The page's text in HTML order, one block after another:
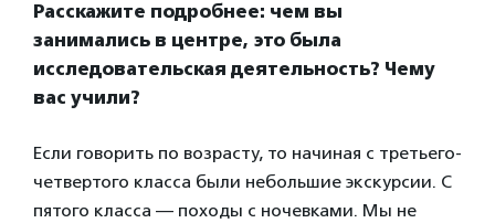
Расскажите подробнее: чем вы
занимались в центре, это была
исследовательская деятельность? Чему
вас учили?
Если говорить по возрасту, то начиная с третьего-
четвертого класса были небольшие экскурсии. С
пятого класса — походы с ночевками. Мы не